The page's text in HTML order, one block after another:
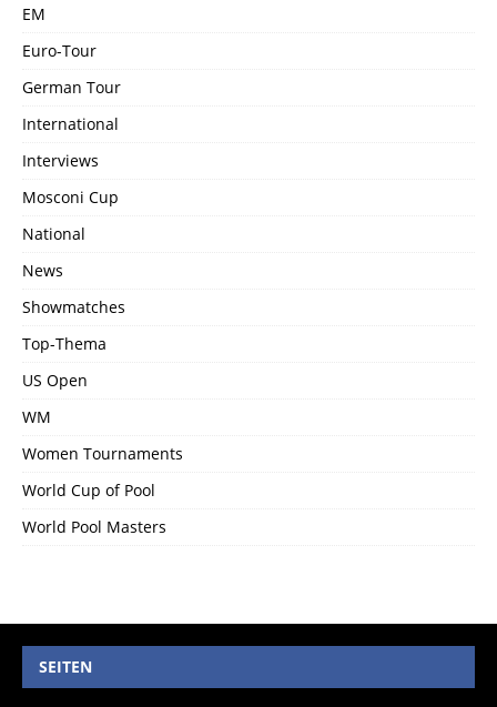
EM
Euro-Tour
German Tour
International
Interviews
Mosconi Cup
National
News
Showmatches
Top-Thema
US Open
WM
Women Tournaments
World Cup of Pool
World Pool Masters
SEITEN